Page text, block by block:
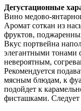
Дегустационные
Вино медово-
Аромат соткан из
фруктов,
Вкус портвейна
элегантными тонами
невероятным,
Рекомендуется
мясным блюдам, к
подойдет к
фисташками. Следует